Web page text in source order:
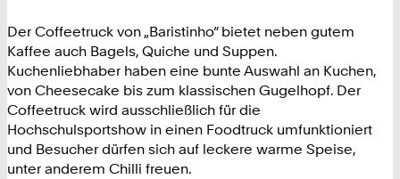
Der Coffeetruck von „Baristinho“ bietet neben gutem
Kaffee auch Bagels, Quiche und Suppen.
Kuchenliebhaber haben eine bunte Auswahl an Kuchen,
von Cheesecake bis zum klassischen Gugelhopf. Der
Coffeetruck wird ausschließlich für die
Hochschulsportshow in einen Foodtruck umfunktioniert
und Besucher dürfen sich auf leckere warme Speise,
unter anderem Chilli freuen.